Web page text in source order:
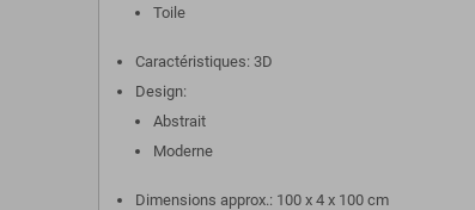
Toile
Caractéristiques: 3D
Design:
Abstrait
Moderne
Dimensions approx.: 100 x 4 x 100 cm